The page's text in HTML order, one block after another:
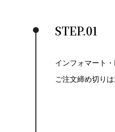
STEP.01
インフォマート
ご注文締め切り